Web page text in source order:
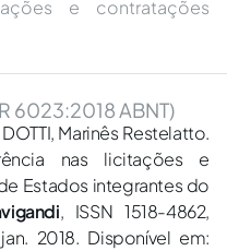
e contratações
6023:2018 ABNT)
DOTTI, Marinês Restelatto.
nas licitações e
Estados integrantes do
, ISSN 1518-4862,
2018. Disponível em: